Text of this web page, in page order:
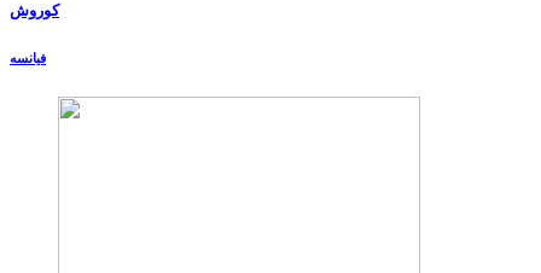
کوروش
فیانسه